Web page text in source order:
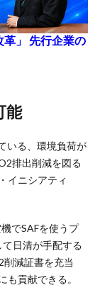
」 先行企業の
能
いる、環境負荷が
排出削減を図る
イニシアティ
でSAFを使うプ
日清が手配する
減証書を充当
も貢献できる。